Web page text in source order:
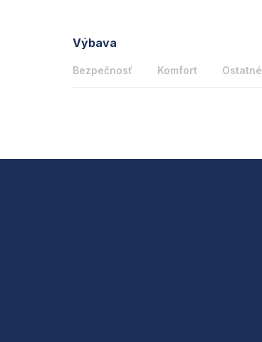
Výbava
Bezpečnosť Komfort Ostatné